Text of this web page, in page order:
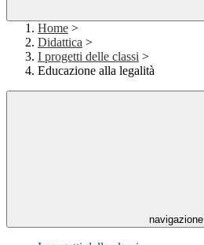
Home >
Didattica >
I progetti delle classi >
Educazione alla legalità
navigazione